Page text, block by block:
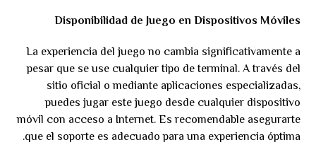
Disponibilidad de Juego en Dispositivos Móviles
La experiencia del juego no cambia significativamente a
pesar que se use cualquier tipo de terminal. A través del
sitio oficial o mediante aplicaciones especializadas,
puedes jugar este juego desde cualquier dispositivo
móvil con acceso a Internet. Es recomendable asegurarte
que el soporte es adecuado para una experiencia óptima.